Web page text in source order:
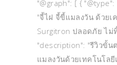
"@graph": [ {
"จี้ไฝ จี้ขี้แมลงวัน ด้วยเ
Surgitron ปลอดภัย ไม่
"description": "รีวิวขั้น
แมลงวันด้วยเทคโนโลยี